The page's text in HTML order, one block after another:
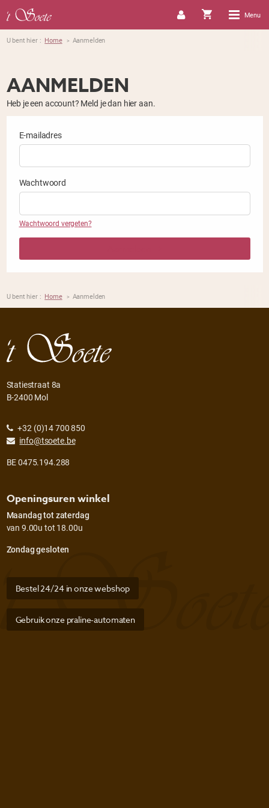
Menu
U bent hier : Home > Aanmelden
AANMELDEN
Heb je een account? Meld je dan hier aan.
E-mailadres
Wachtwoord
Wachtwoord vergeten?
U bent hier : Home > Aanmelden
Statiestraat 8a
B-2400 Mol
+32 (0)14 700 850
info@tsoete.be
BE 0475.194.288
Openingsuren winkel
Maandag tot zaterdag
van 9.00u tot 18.00u
Zondag gesloten
Bestel 24/24 in onze webshop
Gebruik onze praline-automaten